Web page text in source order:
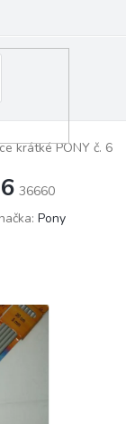
a EU
krátké PONY č. 6
36660
Pony